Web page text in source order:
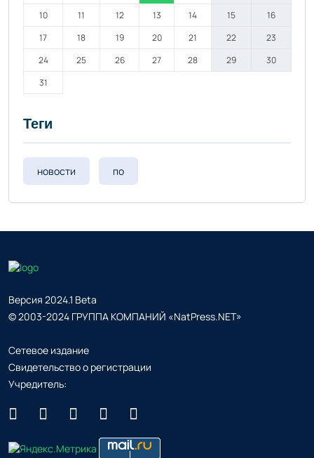
10
11 12 13 14 15
16
17
18 19 20 21 22
23
24
25 26 27 28 29
30
31
Теги
новости по
Версия 2024.1 Beta
© 2003-2024 ГРУППА КОМПАНИЙ «NatPress.NET»
Сетевое издание
Свидетельство о регистрации
Учредитель: